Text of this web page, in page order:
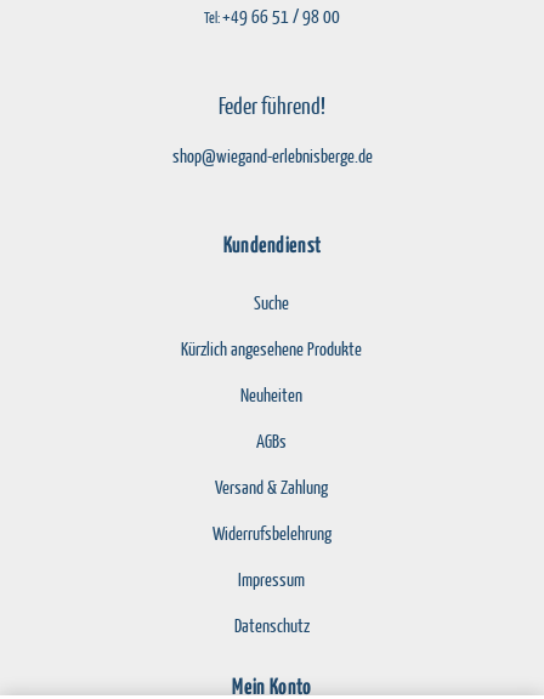
Tel:+49 66 51 / 98 00
Feder führend!
shop@wiegand-erlebnisberge.de
Kundendienst
Suche
Kürzlich angesehene Produkte
Neuheiten
AGBs
Versand & Zahlung
Widerrufsbelehrung
Impressum
Datenschutz
Mein Konto